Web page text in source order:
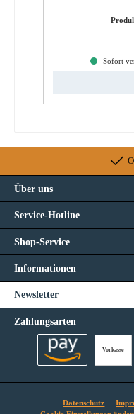
Sofort
Über uns
Service-Hotline
Shop-Service
Informationen
Newsletter
Zahlungsarten
Vorkasse
Datenschutz